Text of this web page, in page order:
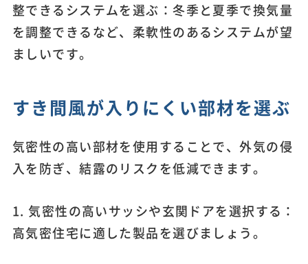
整できるシステムを選ぶ：冬季と夏季で換気量
を調整できるなど、柔軟性のあるシステムが望
ましいです。
すき間風が入りにくい部材を選ぶ
気密性の高い部材を使用することで、外気の侵
入を防ぎ、結露のリスクを低減できます。
1. 気密性の高いサッシや玄関ドアを選択する：
高気密住宅に適した製品を選びましょう。